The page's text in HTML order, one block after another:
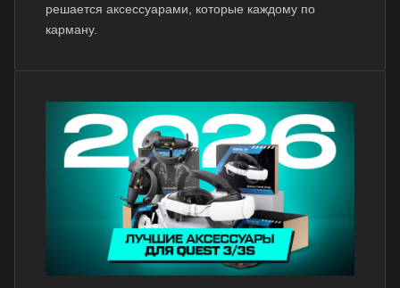
решается аксессуарами, которые каждому по
карману.